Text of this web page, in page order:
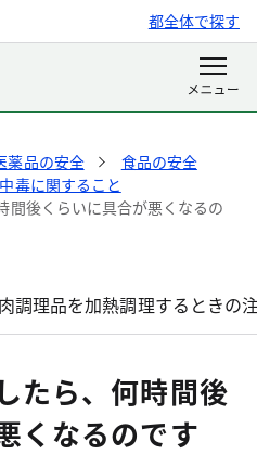
都全体で探す
薬品の安全
食品の安全
毒に関すること
間後くらいに具合が悪くなるの
調理品を加熱調理するときの
たら、何時間後
くなるのです